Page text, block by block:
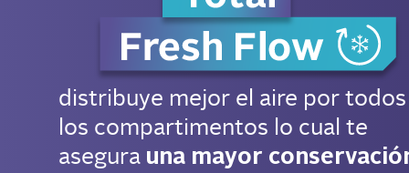
distribuye mejor el aire por todos
los compartimentos lo cual te
asegura una mayor